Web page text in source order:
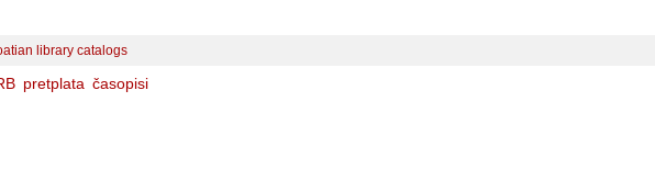
library catalogs
pretplata časopisi